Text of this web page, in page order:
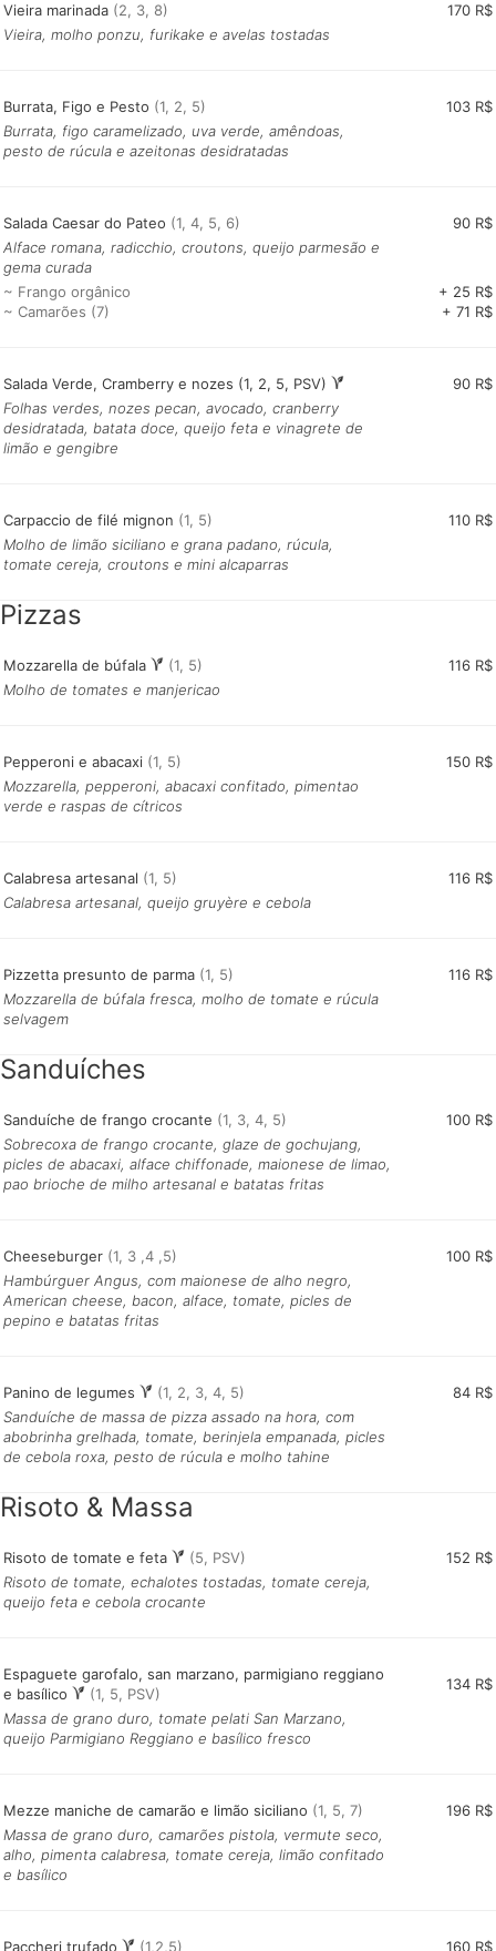
Vieira marinada (2, 3, 8)
170 R$
Vieira, molho ponzu, furikake e avelas tostadas
Burrata, Figo e Pesto (1, 2, 5)
103 R$
Burrata, figo caramelizado, uva verde, amêndoas,
pesto de rúcula e azeitonas desidratadas
Salada Caesar do Pateo (1, 4, 5, 6)
90 R$
Alface romana, radicchio, croutons, queijo parmesão e
gema curada
~ Frango orgânico
~ Camarões (7)
+ 25 R$
+ 71 R$
Salada Verde, Cramberry e nozes (1, 2, 5, PSV)
90 R$
Folhas verdes, nozes pecan, avocado, cranberry
desidratada, batata doce, queijo feta e vinagrete de
limão e gengibre
Carpaccio de filé mignon (1, 5)
110 R$
Molho de limão siciliano e grana padano, rúcula,
tomate cereja, croutons e mini alcaparras
Pizzas
Mozzarella de búfala (1, 5)
116 R$
Molho de tomates e manjericao
Pepperoni e abacaxi (1, 5)
150 R$
Mozzarella, pepperoni, abacaxi confitado, pimentao
verde e raspas de cítricos
Calabresa artesanal (1, 5)
116 R$
Calabresa artesanal, queijo gruyère e cebola
Pizzetta presunto de parma (1, 5)
116 R$
Mozzarella de búfala fresca, molho de tomate e rúcula
selvagem
Sanduíches
Sanduíche de frango crocante (1, 3, 4, 5)
100 R$
Sobrecoxa de frango crocante, glaze de gochujang,
picles de abacaxi, alface chiffonade, maionese de limao,
pao brioche de milho artesanal e batatas fritas
Cheeseburger (1, 3 ,4 ,5)
100 R$
Hambúrguer Angus, com maionese de alho negro,
American cheese, bacon, alface, tomate, picles de
pepino e batatas fritas
Panino de legumes (1, 2, 3, 4, 5)
84 R$
Sanduíche de massa de pizza assado na hora, com
abobrinha grelhada, tomate, berinjela empanada, picles
de cebola roxa, pesto de rúcula e molho tahine
Risoto & Massa
Risoto de tomate e feta (5, PSV)
152 R$
Risoto de tomate, echalotes tostadas, tomate cereja,
queijo feta e cebola crocante
Espaguete garofalo, san marzano, parmigiano reggiano
e basílico
(1, 5, PSV)
134 R$
Massa de grano duro, tomate pelati San Marzano,
queijo Parmigiano Reggiano e basílico fresco
Mezze maniche de camarão e limão siciliano (1, 5, 7)
196 R$
Massa de grano duro, camarões pistola, vermute seco,
alho, pimenta calabresa, tomate cereja, limão confitado
e basílico
Paccheri trufado (1,2,5) 160 R$